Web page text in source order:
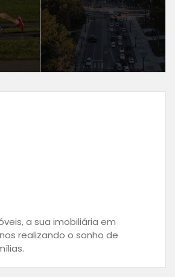
a sua imobiliária em
realizando o sonho de